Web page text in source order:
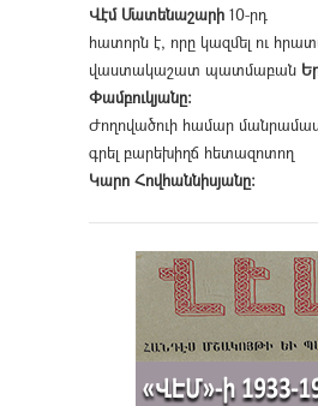
Վէմ Մատենաշարի 10-րդ
հատորն է, որը կազմել ու
վաստակաշատ պատմաբան
Փամբուկյանը։
Ժողովածուի համար
գրել բարեխիղճ հետազոտող
Կարո Հովհաննիսյանը։